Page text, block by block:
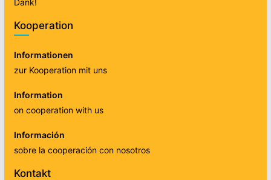
Kooperation
Informationen
zur Kooperation mit uns
Information
on cooperation with us
Información
sobre la cooperación con nosotros
Kontakt